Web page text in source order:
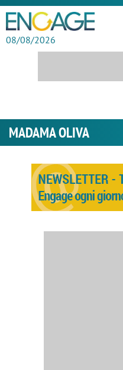
08/08/2026
MADAMA OLIVA